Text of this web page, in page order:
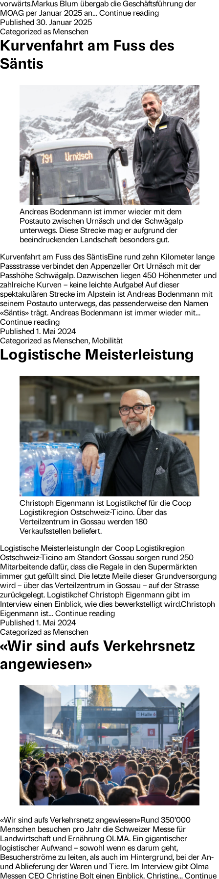
vorwärts.Markus Blum übergab die Geschäftsführung der
MOAG per Januar 2025 an… Continue readingA
d
e
r
e
i
c
h
t
e
n
a
u
f
b
u
e
n
Published 30. Januar 2025
Categorized as Menschen
Kurvenfahrt am Fuss des
Säntis
Andreas Bodenmann ist immer wieder mit dem
Postauto zwischen Urnäsch und der Schwägalp
unterwegs. Diese Strecke mag er aufgrund der
beeindruckenden Landschaft besonders gut.
Kurvenfahrt am Fuss des SäntisEine rund zehn Kilometer lange
Passstrasse verbindet den Appenzeller Ort Urnäsch mit der
Passhöhe Schwägalp. Dazwischen liegen 450 Höhenmeter und
zahlreiche Kurven – keine leichte Aufgabe! Auf dieser
spektakulären Strecke im Alpstein ist Andreas Bodenmann mit
seinem Postauto unterwegs, das passen­derweise den Namen
«Säntis» trägt. Andreas Bodenmann ist immer wieder mit…
Continue readingK
u
r
v
e
f
a
a
m
F
u
s
s
d
e
s
S
ä
n
t
i
s
Published 1. Mai 2024
Categorized as Menschen, Mobilität
Logistische Meisterleistung
Christoph Eigenmann ist Logistikchef für die Coop
Logistikregion Ostschweiz-Ticino. Über das
Verteilzentrum in Gossau werden 180
Verkaufsstellen beliefert.
Logistische MeisterleistungIn der Coop Logistikregion
Ostschweiz-Ticino am Standort Gossau sorgen rund 250
Mitarbeitende dafür, dass die Regale in den Supermärkten
immer gut gefüllt sind. Die letzte Meile dieser Grund­­ver­sorgung
wird – über das Verteil­zentrum in Gossau – auf der Strasse
zurückgelegt. Logistikchef Christoph Eigenmann gibt im
Interview einen Einblick, wie dies bewerkstelligt wird.Christoph
Eigenmann ist… Continue readingL
i
s
c
e
e
i
s
t
e
r
l
e
t
u
n
g
Published 1. Mai 2024
Categorized as Menschen
«Wir sind aufs Verkehrsnetz
angewiesen»
«Wir sind aufs Verkehrsnetz angewiesen»Rund 350’000
Menschen besuchen pro Jahr die Schweizer Messe für
Landwirtschaft und Ernährung OLMA. Ein gigantischer
logistischer Aufwand – sowohl wenn es darum geht,
Besucherströme zu leiten, als auch im Hintergrund, bei der An-
und Ablieferung der Waren und Tiere. Im Interview gibt Olma
Messen CEO Christine Bolt einen Einblick. Christine… Continue